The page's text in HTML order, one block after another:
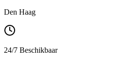
Den Haag
24/7 Beschikbaar